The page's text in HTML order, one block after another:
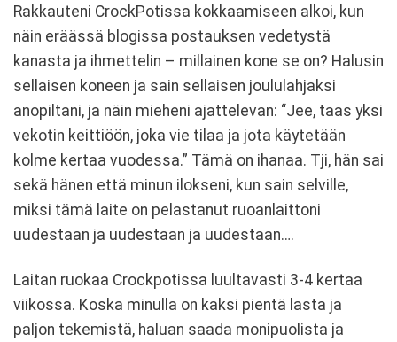
Rakkauteni CrockPotissa kokkaamiseen alkoi, kun
näin eräässä blogissa postauksen vedetystä
kanasta ja ihmettelin – millainen kone se on? Halusin
sellaisen koneen ja sain sellaisen joululahjaksi
anopiltani, ja näin mieheni ajattelevan: “Jee, taas yksi
vekotin keittiöön, joka vie tilaa ja jota käytetään
kolme kertaa vuodessa.” Tämä on ihanaa. Tji, hän sai
sekä hänen että minun ilokseni, kun sain selville,
miksi tämä laite on pelastanut ruoanlaittoni
uudestaan ja uudestaan ja uudestaan….
Laitan ruokaa Crockpotissa luultavasti 3-4 kertaa
viikossa. Koska minulla on kaksi pientä lasta ja
paljon tekemistä, haluan saada monipuolista ja